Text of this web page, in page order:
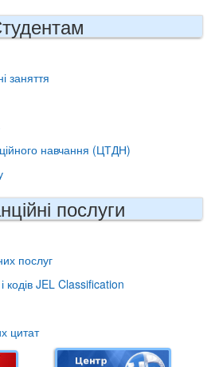
заняття
навчання (ЦТДН)
послуги
послуг
кодів JEL Classification
цитат